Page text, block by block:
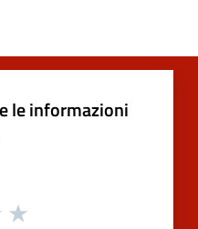
le informazioni